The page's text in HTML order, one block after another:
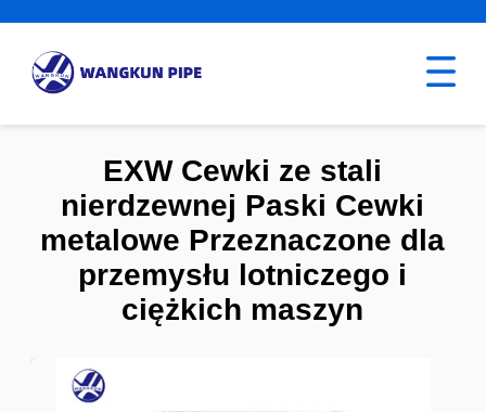
EXW Cewki ze stali
nierdzewnej Paski Cewki
metalowe Przeznaczone dla
przemysłu lotniczego i
ciężkich maszyn